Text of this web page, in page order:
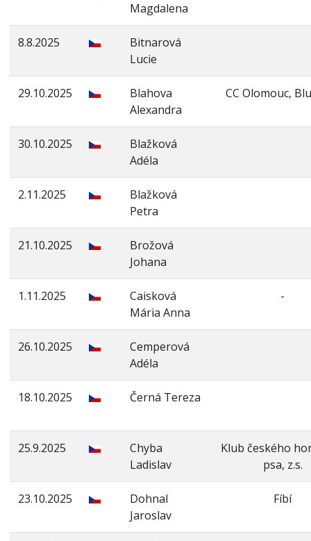
Magdalena
8.8.2025
Bitnarová
Lucie
29.10.2025
Blahova
Alexandra
CC Olomouc,
30.10.2025
Blažková
Adéla
2.11.2025
Blažková
Petra
21.10.2025
Brožová
Johana
1.11.2025
Caisková
Mária Anna
-
26.10.2025
Cemperová
Adéla
18.10.2025 Černá Tereza
25.9.2025
Chyba
Ladislav
Klub českého
psa, z.s.
23.10.2025
Dohnal
Jaroslav
Fíbí